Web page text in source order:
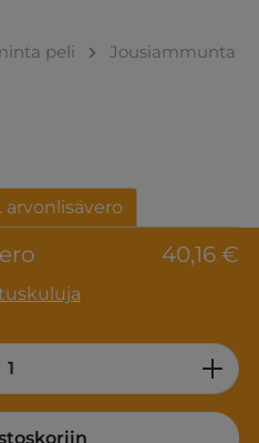
peli Jousiammunta
40,16 €
arvonlisävero
the desired